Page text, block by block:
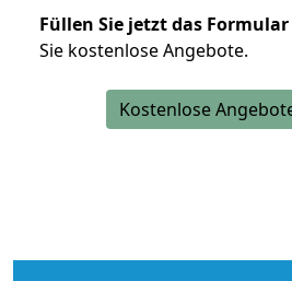
Füllen Sie jetzt das
Sie kostenlose Angebote.
Kostenlose